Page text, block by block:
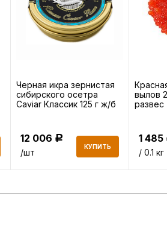
Черная икра зернистая
сибирского осетра
Caviar Классик 125 г ж/б
12 006 Р
/шт
КУПИТЬ
вылов
развес
1 485
/ 0.1 кг